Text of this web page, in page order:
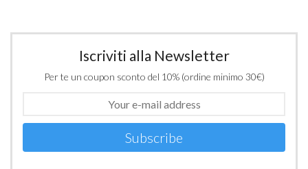
Iscriviti alla Newsletter
Per te un coupon sconto del 10% (ordine minimo 30€)
Subscribe